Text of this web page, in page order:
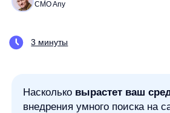
Наскольковырастет ваш средний
внедрения умного поиска на сайт?